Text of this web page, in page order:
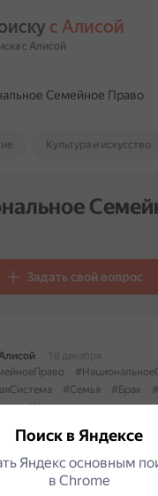
с Алисой
с Алисой
Семейное Право
Культура и искусство
Задать свой вопрос
18 декабря
#Семья #Брак
#Наследование
международное
Поиск в Яндексе
Яндекс основным
в Сhrome